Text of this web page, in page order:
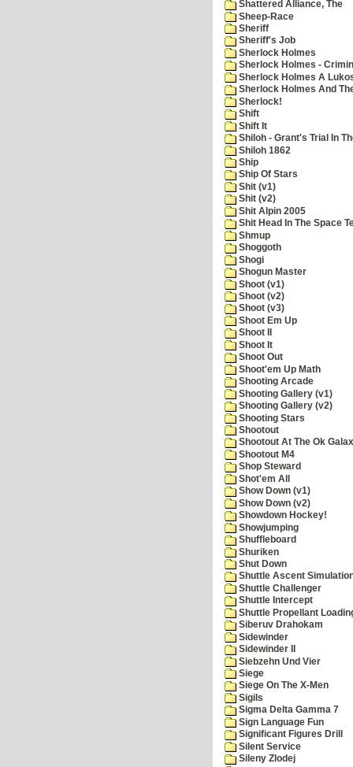
Shattered Alliance, The
Sheep-Race
Sheriff
Sheriff's Job
Sherlock Holmes
Sherlock Holmes -
Sherlock Holmes A
Sherlock Holmes And
Sherlock!
Shift
Shift It
Shiloh - Grant's Trial In
Shiloh 1862
Ship
Ship Of Stars
Shit (v1)
Shit (v2)
Shit Alpin 2005
Shit Head In The Space
Shmup
Shoggoth
Shogi
Shogun Master
Shoot (v1)
Shoot (v2)
Shoot (v3)
Shoot Em Up
Shoot II
Shoot It
Shoot Out
Shoot'em Up Math
Shooting Arcade
Shooting Gallery (v1)
Shooting Gallery (v2)
Shooting Stars
Shootout
Shootout At The Ok
Shootout M4
Shop Steward
Shot'em All
Show Down (v1)
Show Down (v2)
Showdown Hockey!
Showjumping
Shuffleboard
Shuriken
Shut Down
Shuttle Ascent
Shuttle Challenger
Shuttle Intercept
Shuttle Propellant
Siberuv Drahokam
Sidewinder
Sidewinder II
Siebzehn Und Vier
Siege
Siege On The X-Men
Sigils
Sigma Delta Gamma 7
Sign Language Fun
Significant Figures Drill
Silent Service
Sileny Zlodej